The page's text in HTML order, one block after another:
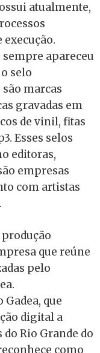
atualmente,
apareceu
selo
marcas
gravadas em
de vinil, fitas
Esses selos
editoras,
empresas
com artistas
produção
que reúne
pelo
que
digital a
Rio Grande do
como